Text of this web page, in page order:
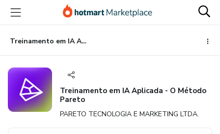
para
conteúdo
principal
para
pagamento
para
rodapé
Treinamento em IA Aplicada - O Método Pareto
Treinamento em IA Aplicada - O Método
Pareto
PARETO TECNOLOGIA E MARKETING LTDA.